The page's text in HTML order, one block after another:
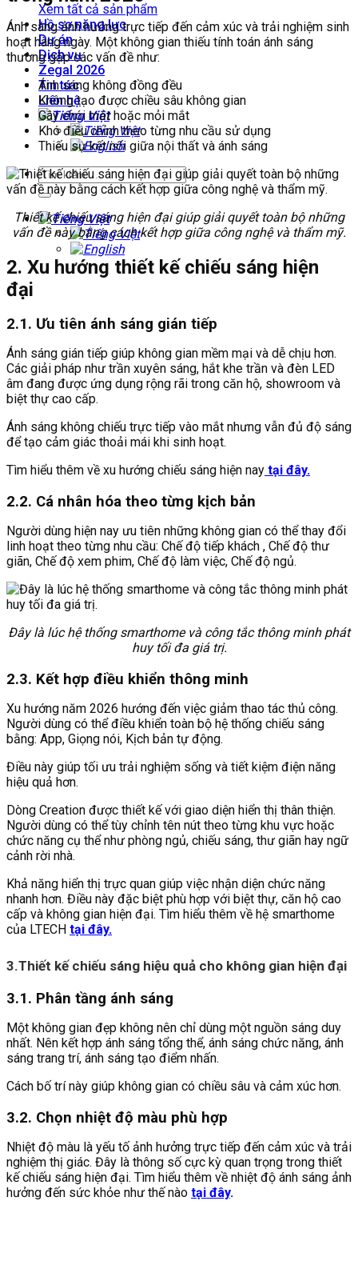
Xem tất cả sản phẩm
Hồ sơ năng lực
Dự án
Dịch vụ
Zegal 2026
Tin tức
Liên hệ
Ánh sáng ảnh hưởng trực tiếp đến cảm xúc và trải nghiệm sinh
hoạt hàng ngày. Một không gian thiếu tính toán ánh sáng
thường gặp các vấn đề như:
Ánh sáng không đồng đều
Không tạo được chiều sâu không gian
Gây chói mắt hoặc mỏi mắt
Khó điều chỉnh theo từng nhu cầu sử dụng
Thiếu sự kết nối giữa nội thất và ánh sáng
Thiết kế chiếu sáng hiện đại giúp giải quyết toàn bộ những
vấn đề này bằng cách kết hợp giữa công nghệ và thẩm mỹ.
2. Xu hướng thiết kế chiếu sáng hiện
đại
2.1. Ưu tiên ánh sáng gián tiếp
Ánh sáng gián tiếp giúp không gian mềm mại và dễ chịu hơn.
Các giải pháp như trần xuyên sáng, hắt khe trần và đèn LED
âm đang được ứng dụng rộng rãi trong căn hộ, showroom và
biệt thự cao cấp.
Ánh sáng không chiếu trực tiếp vào mắt nhưng vẫn đủ độ sáng
để tạo cảm giác thoải mái khi sinh hoạt.
Tìm hiểu thêm về xu hướng chiếu sáng hiện nay tại đây.
2.2. Cá nhân hóa theo từng kịch bản
Người dùng hiện nay ưu tiên những không gian có thể thay đổi
linh hoạt theo từng nhu cầu: Chế độ tiếp khách , Chế độ thư
giãn, Chế độ xem phim, Chế độ làm việc, Chế độ ngủ.
Đây là lúc hệ thống smarthome và công tắc thông minh phát
huy tối đa giá trị.
2.3. Kết hợp điều khiển thông minh
Xu hướng năm 2026 hướng đến việc giảm thao tác thủ công.
Người dùng có thể điều khiển toàn bộ hệ thống chiếu sáng
bằng: App, Giọng nói, Kịch bản tự động.
Điều này giúp tối ưu trải nghiệm sống và tiết kiệm điện năng
hiệu quả hơn.
Dòng Creation được thiết kế với giao diện hiển thị thân thiện.
Người dùng có thể tùy chỉnh tên nút theo từng khu vực hoặc
chức năng cụ thể như phòng ngủ, chiếu sáng, thư giãn hay ngữ
cảnh rời nhà.
Khả năng hiển thị trực quan giúp việc nhận diện chức năng
nhanh hơn. Điều này đặc biệt phù hợp với biệt thự, căn hộ cao
cấp và không gian hiện đại. Tìm hiểu thêm về hệ smarthome
của LTECH tại đây.
3.Thiết kế chiếu sáng hiệu quả cho không gian hiện đại
3.1. Phân tầng ánh sáng
Một không gian đẹp không nên chỉ dùng một nguồn sáng duy
nhất. Nên kết hợp ánh sáng tổng thể, ánh sáng chức năng, ánh
sáng trang trí, ánh sáng tạo điểm nhấn.
Cách bố trí này giúp không gian có chiều sâu và cảm xúc hơn.
3.2. Chọn nhiệt độ màu phù hợp
Nhiệt độ màu là yếu tố ảnh hưởng trực tiếp đến cảm xúc và trải
nghiệm thị giác. Đây là thông số cực kỳ quan trọng trong thiết
kế chiếu sáng hiện đại. Tìm hiểu thêm về nhiệt độ ánh sáng ảnh
hưởng đến sức khỏe như thế nào tại đây.